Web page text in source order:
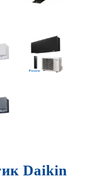
Daikin